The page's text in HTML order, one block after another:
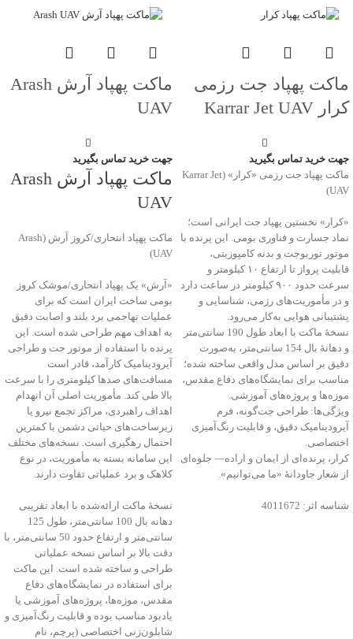
ماکت پهپاد جت رزمی
کرار Karrar Jet UAV
جهت خرید تماس بگیرید
ماکت پهپاد جت رزمی «کرار» (Karrar Jet
UAV)
«کرار» نخستین پهپاد جت ایرانی است؛
نماد جسارت و فناوری بومی. این پرنده با
موتور توربوجت و بدنه کامپوزیتی،
قابلیت پرواز تا ارتفاع ۱۰ کیلومتر و
سرعت حدود ۹۰۰ کیلومتر در ساعت دارد
و در مأموریت‌های رزمی، شناسایی و
پشتیبانی هوایی به‌کار می‌رود.
نسخهٔ ماکت با ابعاد طول 190 سانتی‌متر
و دهانهٔ بال 154 سانتی‌متر، به‌صورت
دقیق بر اساس مدل واقعی ساخته شده؛
مناسب برای نمایشگاه‌های دفاع مقدس،
موزه‌ها و پروژه‌های آموزشی.
ویژگی‌ها: طراحی جت‌گونه، فرم
آیرودینامیک دقیق، و قابلیت رنگ‌آمیزی
اختصاصی.
کرار، پرنده‌ای از ایمان و اراده— جلوه‌ای
از شعار جاودانۀ «ما می‌توانیم».
شناسه اثر: 4011672
ماکت پهپاد آرش Arash
UAV
جهت خرید تماس بگیرید
ماکت پهپاد آرش Arash
UAV
ماکت پهپاد انتحاری/کروز آرش (Arash
UAV)
«آرش» یک پهپاد انتحاری/موشک کروز
بومی ساخت ایران است که برای
عملیات تهاجمی برد بلند و اصابت دقیق
به اهداف مهم طراحی شده است. این
پرنده با استفاده از موتور جت و طراحی
آیرودینامیک کارآمد، قادر است
مسافت‌های صدها کیلومتری را با سرعت
بالا طی کند. مأموریت اصلی آن انهدام
اهداف راهبردی، مراکز تجمع نیرو یا
زیرساخت‌های حیاتی دشمن با کمترین
احتمال رهگیری است. نسخه‌های مختلف
این سامانه بسته به مأموریت، در نوع
کلاهک و برد عملیاتی تفاوت دارند.
نسخهٔ ماکت ارائه‌شده با ابعاد تقریبی
دهانه بال 100 سانتی‌متر، طول 125
سانتی‌متر و ارتفاع حدود 50 سانتی‌متر، با
دقت بالا بر اساس نسخه عملیاتی
طراحی و ساخته شده است. این ماکت
برای استفاده در نمایشگاه‌های دفاع
مقدس، موزه‌ها، پروژه‌های آموزشی یا
یادبود مناسب بوده و قابلیت رنگ‌آمیزی و
شابلون‌زنی اختصاصی (پرچم، نام